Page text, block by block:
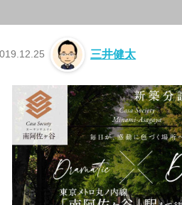
三井健太